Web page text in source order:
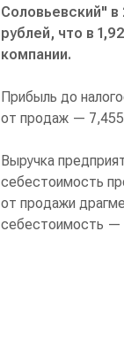
Соловьевский"
рублей, что в
компании.
Прибыль до
от продаж — 7,455
Выручка
себестоимость
от продажи
себестоимость —